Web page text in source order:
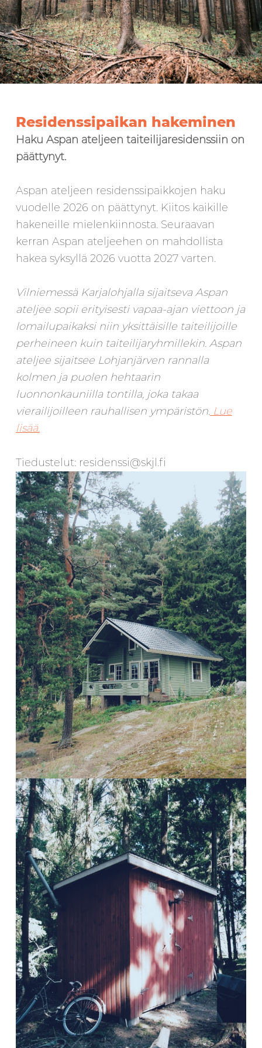
Residenssipaikan hakeminen
Haku Aspan ateljeen taiteilijaresidenssiin on
päättynyt.
Aspan ateljeen residenssipaikkojen haku
vuodelle 2026 on päättynyt. Kiitos kaikille
hakeneille mielenkiinnosta. Seuraavan
kerran Aspan ateljeehen on mahdollista
hakea syksyllä 2026 vuotta 2027 varten.
Vilniemessä Karjalohjalla sijaitseva Aspan
ateljee sopii erityisesti vapaa-ajan viettoon ja
lomailupaikaksi niin yksittäisille taiteilijoille
perheineen kuin taiteilijaryhmillekin. Aspan
ateljee sijaitsee Lohjanjärven rannalla
kolmen ja puolen hehtaarin
luonnonkauniilla tontilla, joka takaa
vierailijoilleen rauhallisen ympäristön. Lue
lisää.
Tiedustelut: residenssi@skjl.fi